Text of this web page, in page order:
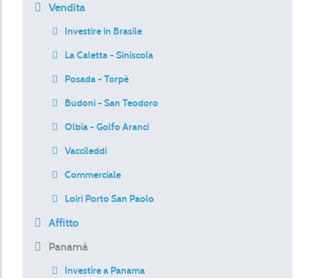
Vendita
Investire in Brasile
La Caletta - Siniscola
Posada - Torpè
Budoni - San Teodoro
Olbia - Golfo Aranci
Vaccileddi
Commerciale
Loiri Porto San Paolo
Affitto
Panamà
Investire a Panama